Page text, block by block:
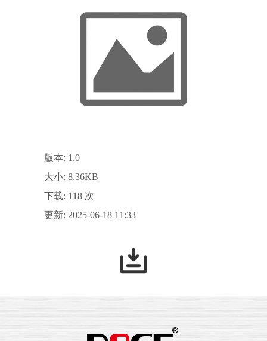
版本: 1.0
大小: 8.36KB
下载: 118 次
更新: 2025-06-18 11:33